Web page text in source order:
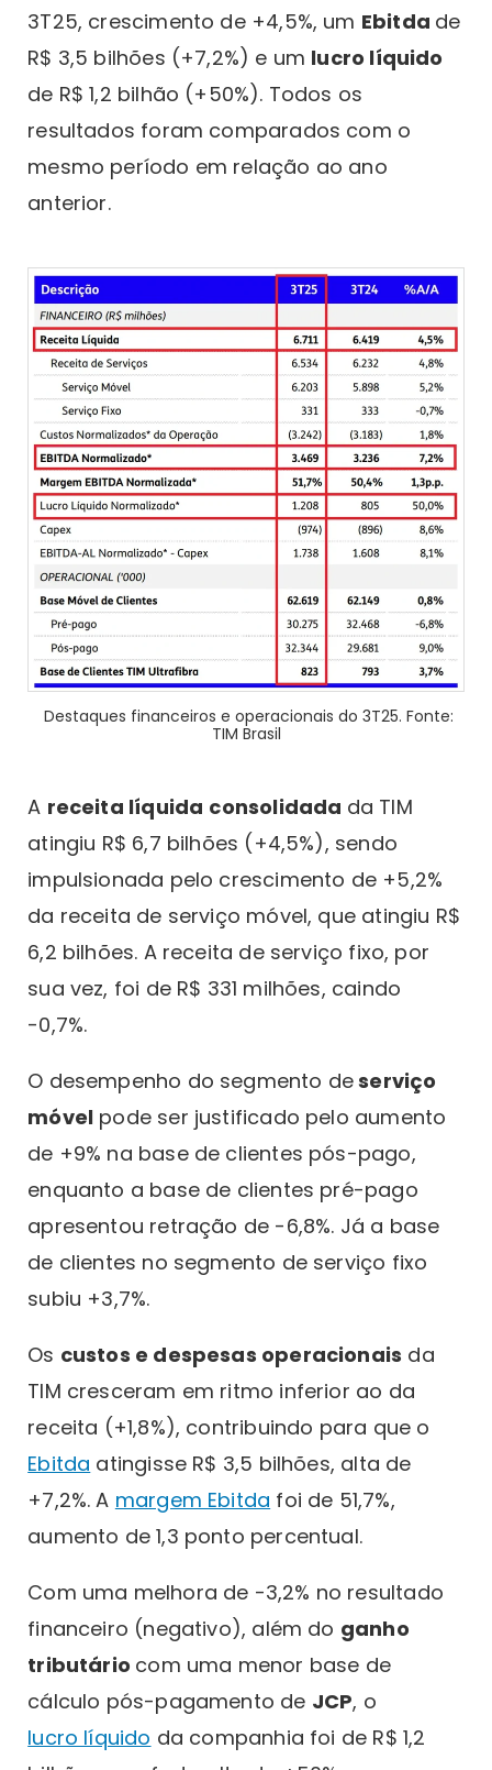
3T25, crescimento de +4,5%, um Ebitda de
R$ 3,5 bilhões (+7,2%) e um lucro líquido
de R$ 1,2 bilhão (+50%). Todos os
resultados foram comparados com o
mesmo período em relação ao ano
anterior.
Destaques financeiros e operacionais do 3T25. Fonte:
TIM Brasil
A receita líquida consolidada da TIM
atingiu R$ 6,7 bilhões (+4,5%), sendo
impulsionada pelo crescimento de +5,2%
da receita de serviço móvel, que atingiu R$
6,2 bilhões. A receita de serviço fixo, por
sua vez, foi de R$ 331 milhões, caindo
-0,7%.
O desempenho do segmento deserviço
móvel pode ser justificado pelo aumento
de +9% na base de clientes pós-pago,
enquanto a base de clientes pré-pago
apresentou retração de -6,8%. Já a base
de clientes no segmento de serviço fixo
subiu +3,7%.
Os custos e despesas operacionais da
TIM cresceram em ritmo inferior ao da
receita (+1,8%), contribuindo para que o
Ebitda atingisse R$ 3,5 bilhões, alta de
+7,2%. A margem Ebitda foi de 51,7%,
aumento de 1,3 ponto percentual.
Com uma melhora de -3,2% no resultado
financeiro (negativo), além do ganho
tributário com uma menor base de
cálculo pós-pagamento de JCP, o
lucro líquido da companhia foi de R$ 1,2